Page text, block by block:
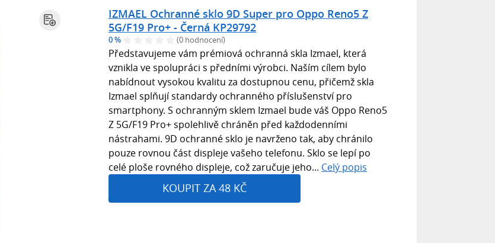
IZMAEL Ochranné sklo 9D Super pro Oppo Reno5 Z
5G/F19 Pro+ - Černá KP29792
0 % (0 hodnocení)
Představujeme vám prémiová ochranná skla Izmael, která
vznikla ve spolupráci s předními výrobci. Naším cílem bylo
nabídnout vysokou kvalitu za dostupnou cenu, přičemž skla
Izmael splňují standardy ochranného příslušenství pro
smartphony. S ochranným sklem Izmael bude váš Oppo Reno5
Z 5G/F19 Pro+ spolehlivě chráněn před každodenními
nástrahami. 9D ochranné sklo je navrženo tak, aby chránilo
pouze rovnou část displeje vašeho telefonu. Sklo se lepí po
celé ploše rovného displeje, což zaručuje jeho... Celý popis
KOUPIT ZA 48 KČ